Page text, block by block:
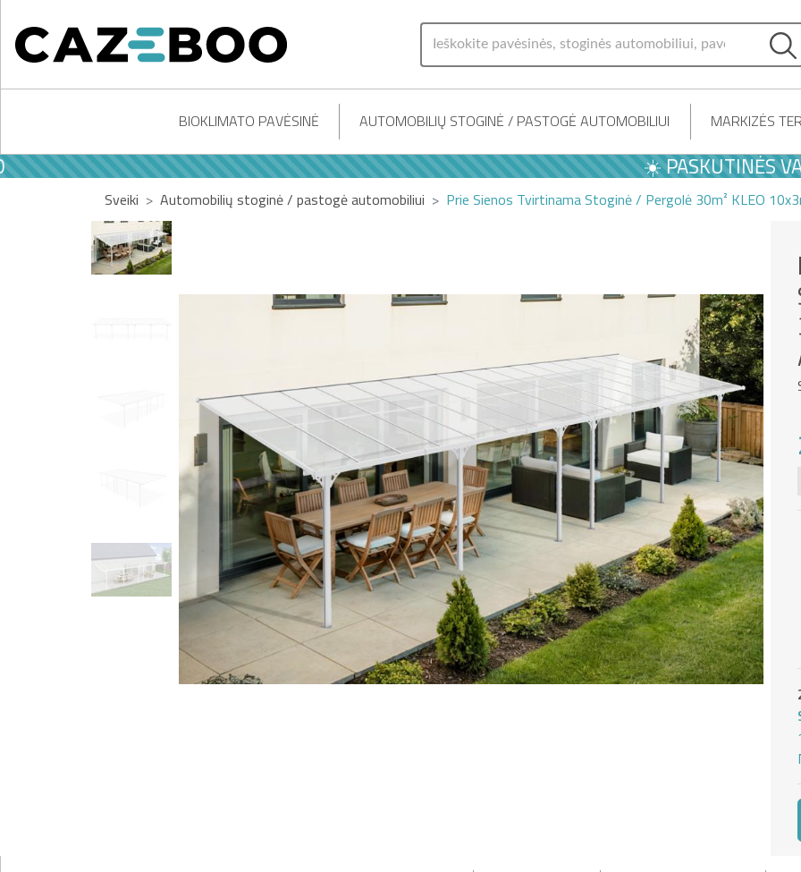
BIOKLIMATO PAVĖSINĖ AUTOMOBILIŲ STOGINĖ / PASTOGĖ AUTOMOBILIUI MARKIZĖS
☀️ PASKUTINĖS
Sveiki Automobilių stoginė / pastogė automobiliui Prie Sienos Tvirtinama Stoginė / Pergolė 30m² KLEO